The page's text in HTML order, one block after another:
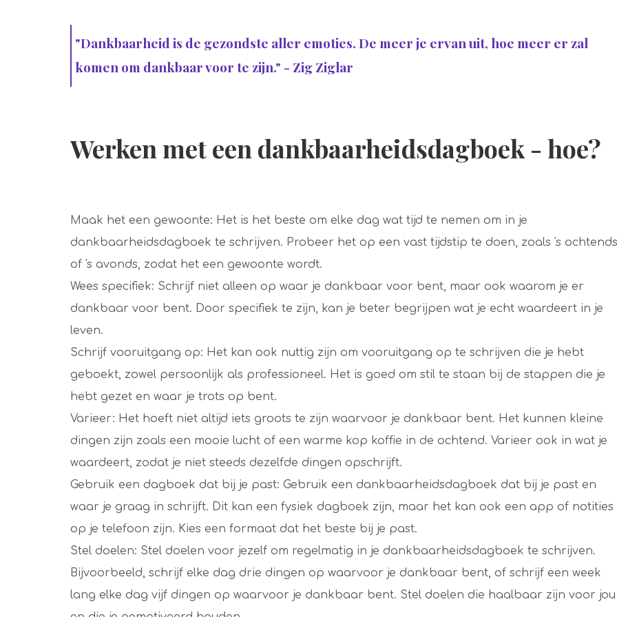
"Dankbaarheid is de gezondste aller emoties. De meer je ervan uit, hoe meer er zal
komen om dankbaar voor te zijn." - Zig Ziglar
Werken met een dankbaarheidsdagboek - hoe?
Maak het een gewoonte: Het is het beste om elke dag wat tijd te nemen om in je
dankbaarheidsdagboek te schrijven. Probeer het op een vast tijdstip te doen, zoals 's ochtends
of 's avonds, zodat het een gewoonte wordt.
Wees specifiek: Schrijf niet alleen op waar je dankbaar voor bent, maar ook waarom je er
dankbaar voor bent. Door specifiek te zijn, kan je beter begrijpen wat je echt waardeert in je
leven.
Schrijf vooruitgang op: Het kan ook nuttig zijn om vooruitgang op te schrijven die je hebt
geboekt, zowel persoonlijk als professioneel. Het is goed om stil te staan bij de stappen die je
hebt gezet en waar je trots op bent.
Varieer: Het hoeft niet altijd iets groots te zijn waarvoor je dankbaar bent. Het kunnen kleine
dingen zijn zoals een mooie lucht of een warme kop koffie in de ochtend. Varieer ook in wat je
waardeert, zodat je niet steeds dezelfde dingen opschrijft.
Gebruik een dagboek dat bij je past: Gebruik een dankbaarheidsdagboek dat bij je past en
waar je graag in schrijft. Dit kan een fysiek dagboek zijn, maar het kan ook een app of notities
op je telefoon zijn. Kies een formaat dat het beste bij je past.
Stel doelen: Stel doelen voor jezelf om regelmatig in je dankbaarheidsdagboek te schrijven.
Bijvoorbeeld, schrijf elke dag drie dingen op waarvoor je dankbaar bent, of schrijf een week
lang elke dag vijf dingen op waarvoor je dankbaar bent. Stel doelen die haalbaar zijn voor jou